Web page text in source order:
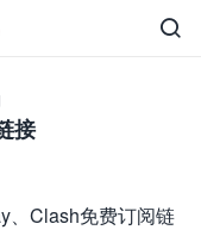

接
、Clash免费订阅链